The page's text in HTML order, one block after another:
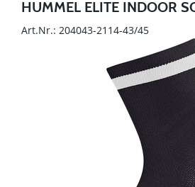
HUMMEL ELITE INDOOR
Art.Nr.: 204043-2114-43/45